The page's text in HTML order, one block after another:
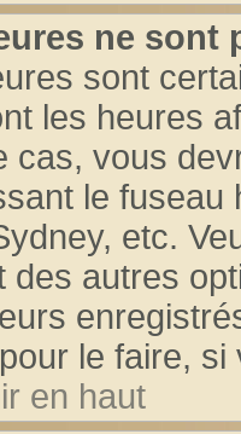
ne sont
sont
les heures
cas, vous
le fuseau
etc.
des autres
le faire,
en haut